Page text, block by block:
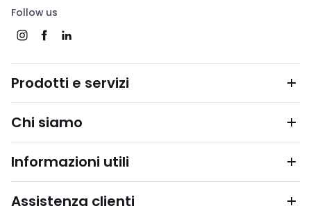
Follow us
Prodotti e servizi
Chi siamo
Informazioni utili
Assistenza clienti